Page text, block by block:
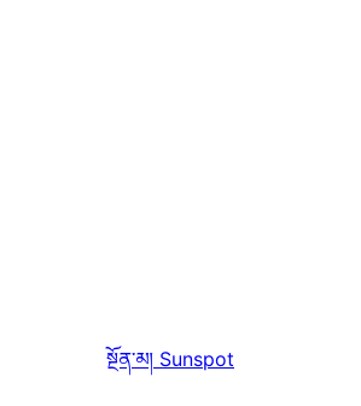
སྔོན་མ། Sunspot